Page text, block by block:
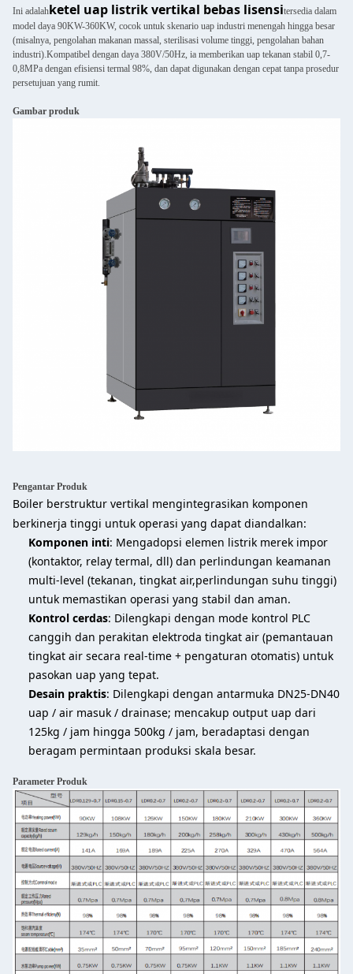
Ini adalahketel uap listrik vertikal bebas lisensitersedia dalam
model daya 90KW-360KW, cocok untuk skenario uap industri menengah hingga besar
(misalnya, pengolahan makanan massal, sterilisasi volume tinggi, pengolahan bahan
industri).Kompatibel dengan daya 380V/50Hz, ia memberikan uap tekanan stabil 0,7-
0,8MPa dengan efisiensi termal 98%, dan dapat digunakan dengan cepat tanpa prosedur
persetujuan yang rumit.
Gambar produk
Pengantar Produk
Boiler berstruktur vertikal mengintegrasikan komponen
berkinerja tinggi untuk operasi yang dapat diandalkan:
Komponen inti: Mengadopsi elemen listrik merek impor
(kontaktor, relay termal, dll) dan perlindungan keamanan
multi-level (tekanan, tingkat air,perlindungan suhu tinggi)
untuk memastikan operasi yang stabil dan aman.
Kontrol cerdas: Dilengkapi dengan mode kontrol PLC
canggih dan perakitan elektroda tingkat air (pemantauan
tingkat air secara real-time + pengaturan otomatis) untuk
pasokan uap yang tepat.
Desain praktis: Dilengkapi dengan antarmuka DN25-DN40
uap / air masuk / drainase; mencakup output uap dari
125kg / jam hingga 500kg / jam, beradaptasi dengan
beragam permintaan produksi skala besar.
Parameter Produk